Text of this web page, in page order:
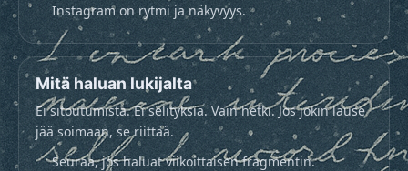
Instagram on rytmi ja näkyvyys.
Mitä haluan lukijalta
Ei sitoutumista. Ei selityksiä. Vain hetki. Jos jokin lause
jää soimaan, se riittää.
Seuraa, jos haluat viikoittaisen fragmentin.